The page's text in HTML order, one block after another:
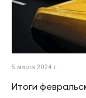
5 марта 2024 г.
Итоги